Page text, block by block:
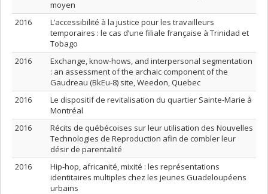
moyen
2016
L’accessibilité à la justice pour les travailleurs
temporaires : le cas d’une filiale française à Trinidad et
Tobago
2016
Exchange, know-hows, and interpersonal segmentation
: an assessment of the archaic component of the
Gaudreau (BkEu-8) site, Weedon, Quebec
2016
Le dispositif de revitalisation du quartier Sainte-Marie à
Montréal
2016
Récits de québécoises sur leur utilisation des Nouvelles
Technologies de Reproduction afin de combler leur
désir de parentalité
2016
Hip-hop, africanité, mixité : les représentations
identitaires multiples chez les jeunes Guadeloupéens
urbains